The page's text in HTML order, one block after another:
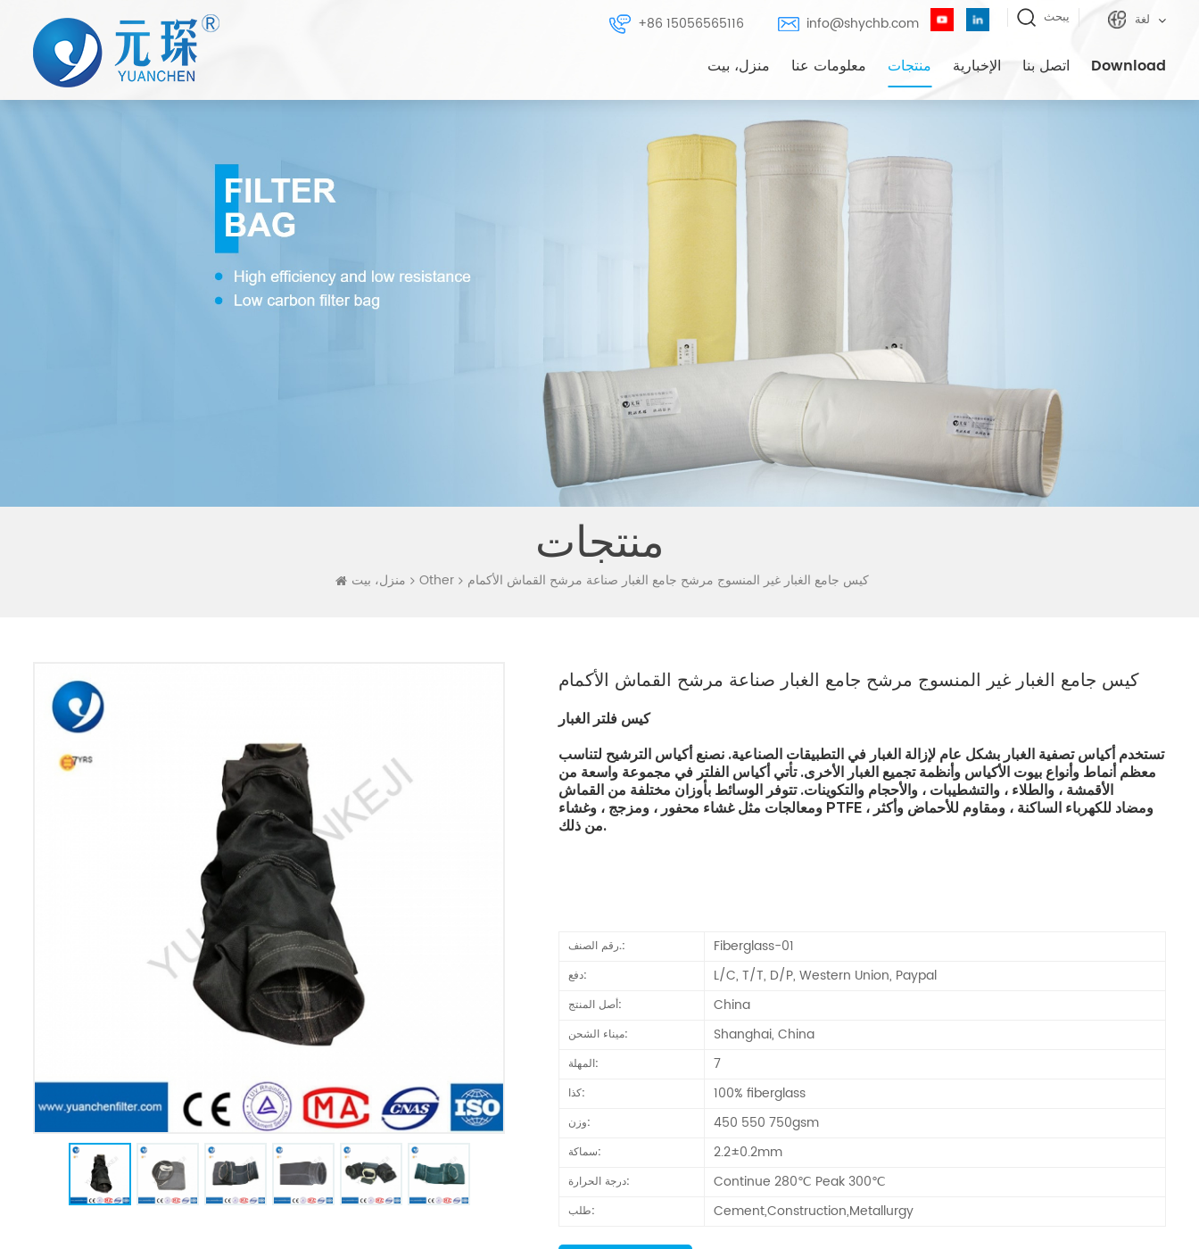
+86 15056565116 info@shychb.com يبحث لغة
منزل، بيت معلومات عنا منتجات الإخبارية اتصل بنا Download
منتجات
منزل، بيت Other كيس جامع الغبار غير المنسوج مرشح جامع الغبار صناعة مرشح القماش الأكمام
كيس جامع الغبار غير المنسوج مرشح جامع الغبار صناعة مرشح القماش الأكمام
كيس فلتر الغبار
تستخدم أكياس تصفية الغبار بشكل عام لإزالة الغبار في التطبيقات الصناعية. نصنع أكياس الترشيح لتناسب
معظم أنماط وأنواع بيوت الأكياس وأنظمة تجميع الغبار الأخرى. تأتي أكياس الفلتر في مجموعة واسعة من
الأقمشة ، والطلاء ، والتشطيبات ، والأحجام والتكوينات. تتوفر الوسائط بأوزان مختلفة من القماش
ومعالجات مثل غشاء محفور ، ومزجج ، وغشاء PTFE ، ومضاد للكهرباء الساكنة ، ومقاوم للأحماض وأكثر
من ذلك.
رقم الصنف.: Fiberglass-01
دفع: L/C, T/T, D/P, Western Union, Paypal
أصل المنتج: China
ميناء الشحن: Shanghai, China
المهلة: 7
كذا: 100% fiberglass
وزن: 450 550 750gsm
سماكة: 2.2±0.2mm
درجة الحرارة: Continue 280℃ Peak 300℃
طلب: Cement,Construction,Metallurgy